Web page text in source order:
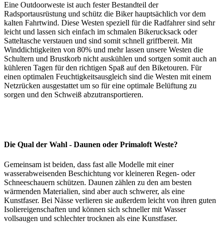
Eine Outdoorweste ist auch fester Bestandteil der
Radsportausrüstung und schütz die Biker hauptsächlich vor dem
kalten Fahrtwind. Diese Westen speziell für die Radfahrer sind sehr
leicht und lassen sich einfach im schmalen Bikerucksack oder
Satteltasche verstauen und sind somit schnell griffbereit. Mit
Winddichtigkeiten von 80% und mehr lassen unsere Westen die
Schultern und Brustkorb nicht auskühlen und sortgen somit auch an
kühleren Tagen für den richtigen Spaß auf den Biketouren. Für
einen optimalen Feuchtigkeitsausgleich sind die Westen mit einem
Netzrücken ausgestattet um so für eine optimale Belüftung zu
sorgen und den Schweiß abzutransportieren.
Die Qual der Wahl - Daunen oder Primaloft Weste?
Gemeinsam ist beiden, dass fast alle Modelle mit einer
wasserabweisenden Beschichtung vor kleineren Regen- oder
Schneeschauern schützen. Daunen zählen zu den am besten
wärmenden Materialien, sind aber auch schwerer, als eine
Kunstfaser. Bei Nässe verlieren sie außerdem leicht von ihren guten
Isoliereigenschaften und können sich schneller mit Wasser
vollsaugen und schlechter trocknen als eine Kunstfaser.